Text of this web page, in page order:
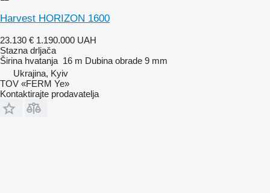
Harvest HORIZON 1600
23.130 € 1.190.000 UAH
Stazna drljača
Širina hvatanja 16 m Dubina obrade 9 mm
Ukrajina, Kyiv
TOV «FERM Ye»
Kontaktirajte prodavatelja